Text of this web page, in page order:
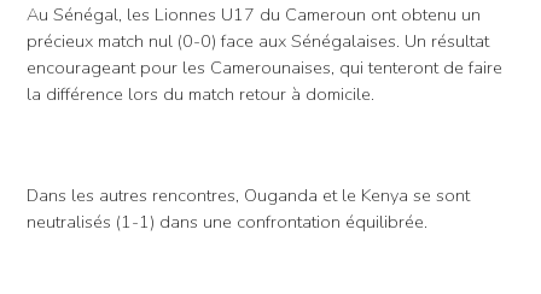
Au Sénégal, les Lionnes U17 du Cameroun ont obtenu un
précieux match nul (0-0) face aux Sénégalaises. Un résultat
encourageant pour les Camerounaises, qui tenteront de faire
la différence lors du match retour à domicile.
Dans les autres rencontres, Ouganda et le Kenya se sont
neutralisés (1-1) dans une confrontation équilibrée.